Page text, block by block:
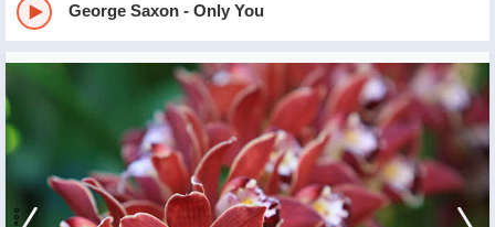
George Saxon - Only You